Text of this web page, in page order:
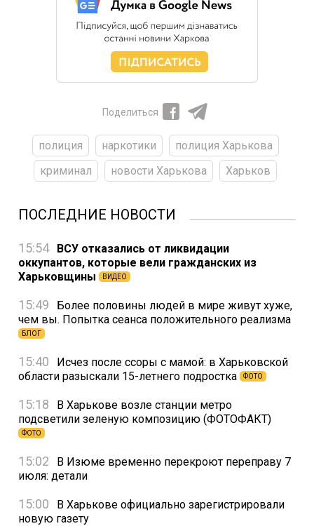
Поделиться
полиция наркотики
полиция Харькова
криминал
новости Харькова Харьков
ПОСЛЕДНИЕ НОВОСТИ
15:54
ВСУ отказались от ликвидации
оккупантов, которые вели гражданских из
Харьковщины
ВИДЕО
15:49
Более половины людей в мире живут хуже,
чем вы. Попытка сеанса положительного реализма
БЛОГ
15:40
Исчез после ссоры с мамой: в Харьковской
области разыскали 15-летнего подростка
ФОТО
15:18
В Харькове возле станции метро
подсветили зеленую композицию (ФОТОФАКТ)
ФОТО
15:02
В Изюме временно перекроют переправу 7
июля: детали
15:00
В Харькове официально зарегистрировали
новую газету